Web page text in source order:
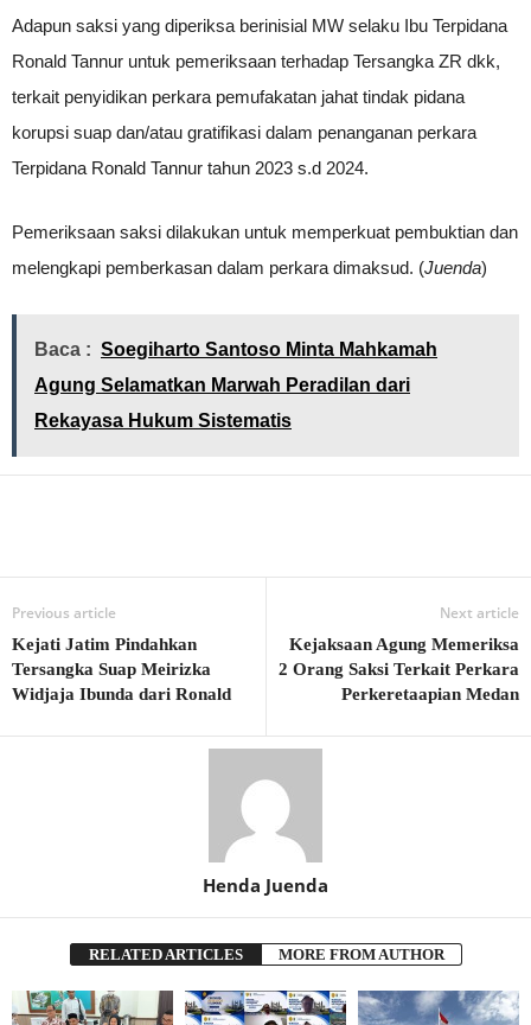
Adapun saksi yang diperiksa berinisial MW selaku Ibu Terpidana
Ronald Tannur untuk pemeriksaan terhadap Tersangka ZR dkk,
terkait penyidikan perkara pemufakatan jahat tindak pidana
korupsi suap dan/atau gratifikasi dalam penanganan perkara
Terpidana Ronald Tannur tahun 2023 s.d 2024.
Pemeriksaan saksi dilakukan untuk memperkuat pembuktian dan
melengkapi pemberkasan dalam perkara dimaksud. (Juenda)
Baca : Soegiharto Santoso Minta Mahkamah
Agung Selamatkan Marwah Peradilan dari
Rekayasa Hukum Sistematis
Previous article
Kejati Jatim Pindahkan
Tersangka Suap Meirizka
Widjaja Ibunda dari Ronald
Next article
Kejaksaan Agung Memeriksa
2 Orang Saksi Terkait Perkara
Perkeretaapian Medan
Henda Juenda
RELATED ARTICLES MORE FROM AUTHOR